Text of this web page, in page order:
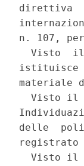
direttiva
n. 107,
Visto
istituisce
materiale
Visto il
delle
Visto il